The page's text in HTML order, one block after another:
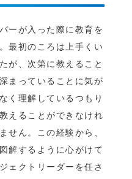
ーが入った際に教育を
最初のころは上手くい
が、次第に教えること
まっていることに気が
く理解しているつもり
えることができなけれ
せん。この経験から、
解するように心がけて
ェクトリーダーを任さ